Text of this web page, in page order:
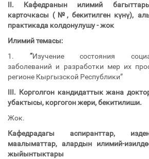
II. Кафедранын илимий
карточкасы (№, бекитилген күнү),
практикада колдонулушу - жок
Илимий темасы:
1. “Изучение состояния
заболеваний и разработки мер их
регионе Кыргызской Республики”
III. Корголгон кандидаттык жана
убактысы, коргогон жери, бекитилиши.
Жок.
Кафедрадагы аспиранттар,
маалыматтар, алардын илимий-
жыйынтыктары